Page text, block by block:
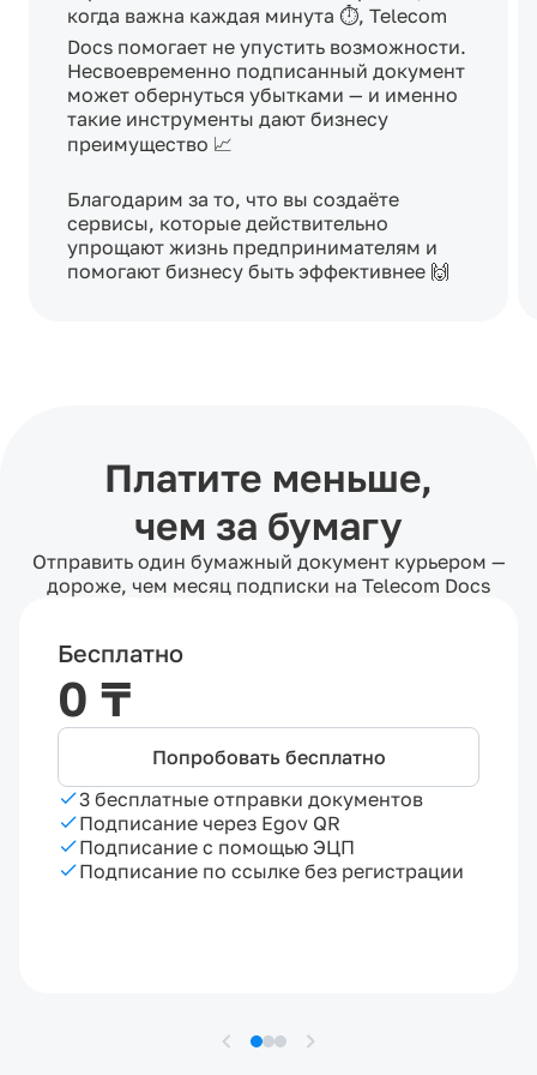
когда важна каждая минута ⏱️, Telecom
Docs помогает не упустить возможности.
Несвоевременно подписанный документ
может обернуться убытками — и именно
такие инструменты дают бизнесу
преимущество 📈
Благодарим за то, что вы создаёте
сервисы, которые действительно
упрощают жизнь предпринимателям и
помогают бизнесу быть эффективнее 🙌
Платите меньше,
чем за бумагу
Отправить один бумажный документ курьером —
дороже, чем месяц подписки на Telecom Docs
Бесплатно
0 ₸
Попробовать бесплатно
3 бесплатные отправки документов
Подписание через Egov QR
Подписание с помощью ЭЦП
Подписание по ссылке без регистрации